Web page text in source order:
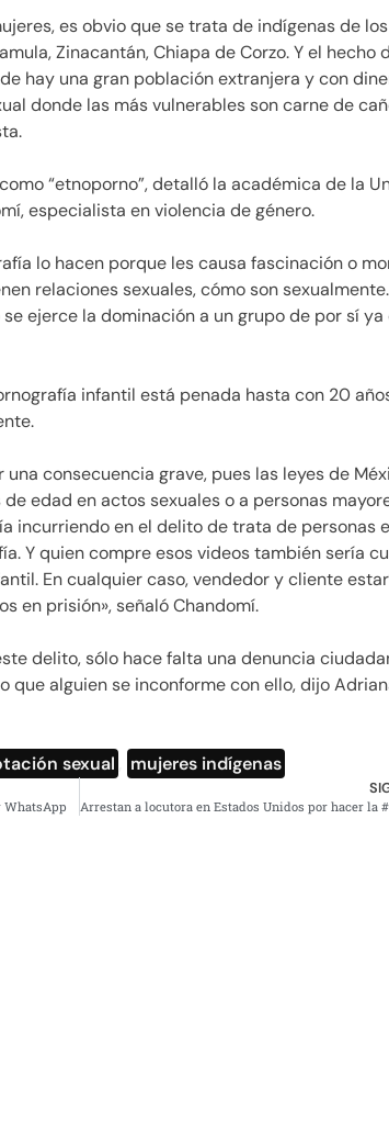
es obvio que se trata de indígenas de los
Zinacantán, Chiapa de Corzo. Y el hecho
hay una gran población extranjera y con
donde las más vulnerables son carne de
“etnoporno”, detalló la académica de la
especialista en violencia de género.
lo hacen porque les causa fascinación o
relaciones sexuales, cómo son
ejerce la dominación a un grupo de por sí
infantil está penada hasta con 20
una consecuencia grave, pues las leyes de
edad en actos sexuales o a personas
incurriendo en el delito de trata de personas
Y quien compre esos videos también sería
En cualquier caso, vendedor y cliente
en prisión», señaló Chandomí.
delito, sólo hace falta una denuncia
que alguien se inconforme con ello, dijo
sexual mujeres indígenas
WhatsApp